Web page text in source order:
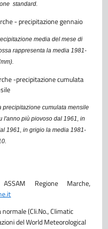
standard.
media del mese di
rappresenta la media 1981-
cumulata mensile
l'anno più piovoso dal 1961, in
1961, in grigio la media 1981-
Regione Marche,
(Cli.No., Climatic
del World Meteorological